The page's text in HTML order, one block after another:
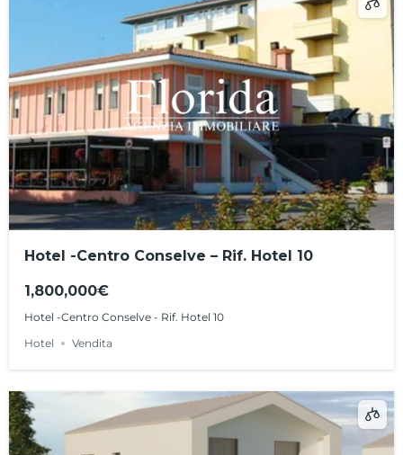
Hotel -Centro Conselve – Rif. Hotel 10
1,800,000€
Hotel -Centro Conselve - Rif. Hotel 10
Hotel
Vendita